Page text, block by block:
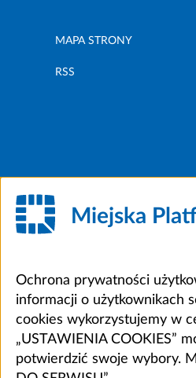
MAPA STRONY
RSS
Miejska
Ochrona prywatności
informacji o użytkownikach
cookies wykorzystujemy w
„USTAWIENIA COOKIES”
potwierdzić swoje wybory.